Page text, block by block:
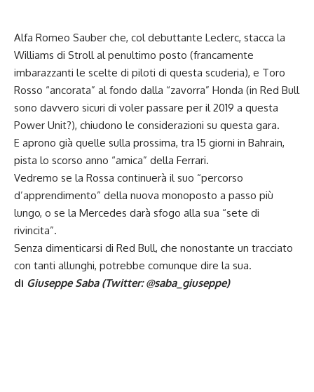
Alfa Romeo Sauber che, col debuttante Leclerc, stacca la
Williams di Stroll al penultimo posto (francamente
imbarazzanti le scelte di piloti di questa scuderia), e Toro
Rosso “ancorata” al fondo dalla “zavorra” Honda (in Red Bull
sono davvero sicuri di voler passare per il 2019 a questa
Power Unit?), chiudono le considerazioni su questa gara.
E aprono già quelle sulla prossima, tra 15 giorni in Bahrain,
pista lo scorso anno “amica” della Ferrari.
Vedremo se la Rossa continuerà il suo “percorso
d’apprendimento” della nuova monoposto a passo più
lungo, o se la Mercedes darà sfogo alla sua “sete di
rivincita”.
Senza dimenticarsi di Red Bull, che nonostante un tracciato
con tanti allunghi, potrebbe comunque dire la sua.
di Giuseppe Saba (Twitter:@saba_giuseppe)